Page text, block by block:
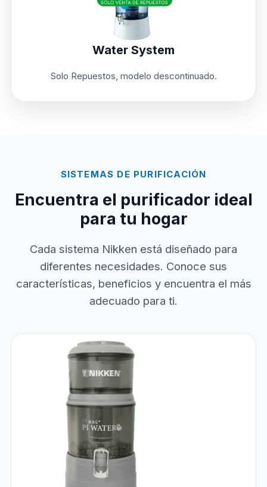
Water System
Solo Repuestos, modelo descontinuado.
SISTEMAS DE PURIFICACIÓN
Encuentra el purificador ideal
para tu hogar
Cada sistema Nikken está diseñado para
diferentes necesidades. Conoce sus
características, beneficios y encuentra el más
adecuado para ti.